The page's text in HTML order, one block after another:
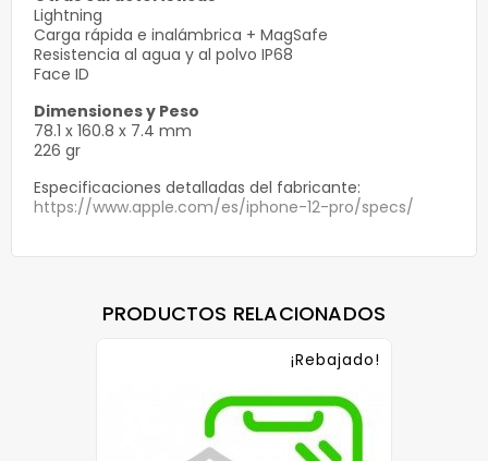
Lightning
Carga rápida e inalámbrica + MagSafe
Resistencia al agua y al polvo IP68
Face ID
Dimensiones y Peso
78.1 x 160.8 x 7.4 mm
226 gr
Especificaciones detalladas del fabricante:
https://www.apple.com/es/iphone-12-pro/specs/
PRODUCTOS RELACIONADOS
¡Rebajado!